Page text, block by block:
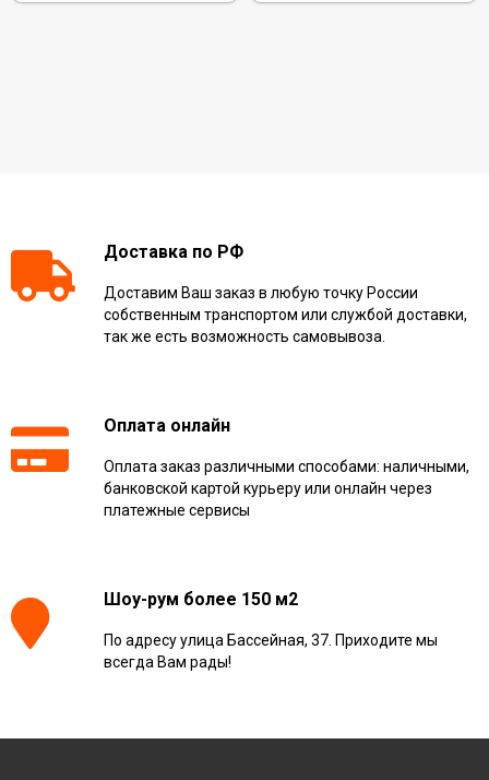
Доставка по РФ
Доставим Ваш заказ в любую точку России
собственным транспортом или службой доставки,
так же есть возможность самовывоза.
Оплата онлайн
Оплата заказ различными способами: наличными,
банковской картой курьеру или онлайн через
платежные сервисы
Шоу-рум более 150 м2
По адресу улица Бассейная, 37. Приходите мы
всегда Вам рады!